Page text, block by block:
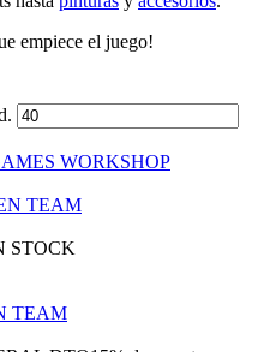
empiece el juego!
WORKSHOP
STOCK
TEAM